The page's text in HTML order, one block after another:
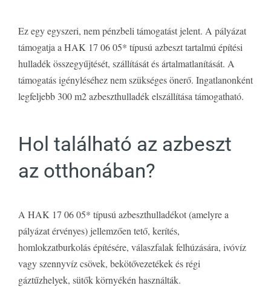
Ez egy egyszeri, nem pénzbeli támogatást jelent. A pályázat
támogatja a HAK 17 06 05* típusú azbeszt tartalmú építési
hulladék összegyűjtését, szállítását és ártalmatlanítását. A
támogatás igényléséhez nem szükséges önerő. Ingatlanonként
legfeljebb 300 m2 azbeszthulladék elszállítása támogatható.
Hol található az azbeszt
az otthonában?
A HAK 17 06 05* típusú azbeszthulladékot (amelyre a
pályázat érvényes) jellemzően tető, kerítés,
homlokzatburkolás építésére, válaszfalak felhúzására, ivóvíz
vagy szennyvíz csövek, bekötővezetékek és régi
gáztűzhelyek, sütők környékén használták.